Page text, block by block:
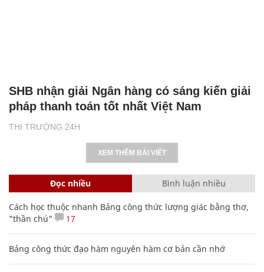
THỊ TRƯỜNG 24H
SHB nhận giải Ngân hàng có sáng kiến giải
pháp thanh toán tốt nhất Việt Nam
XEM THÊM BÀI VIẾT
Đọc nhiều Bình luận nhiều
Cách học thuộc nhanh Bảng công thức lượng giác bằng thơ,
"thần chú"
17
Bảng công thức đạo hàm nguyên hàm cơ bản cần nhớ